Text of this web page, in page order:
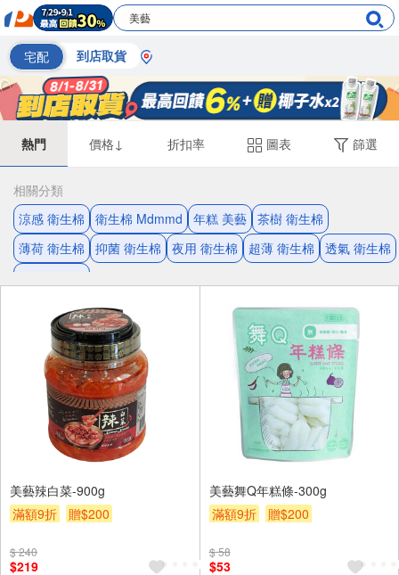
宅配 到店取貨
熱門 價格↓ 折扣率 圖表 篩選
相關分類
涼感 衛生棉
衛生棉 Mdmmd 年糕 美藝 茶樹 衛生棉
薄荷 衛生棉
抑菌 衛生棉 夜用 衛生棉 超薄 衛生棉
透氣 衛生棉
美藝辣白菜-900g
滿額9折
贈$200
$ 240
$219
美藝舞Q年糕條-300g
滿額9折
贈$200
$ 58
$53